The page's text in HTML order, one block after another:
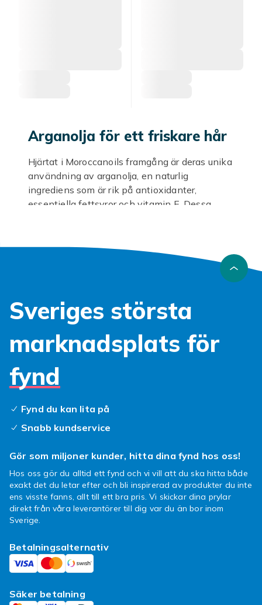
Arganolja för ett friskare hår
Hjärtat i Moroccanoils framgång är deras unika
användning av arganolja, en naturlig
ingrediens som är rik på antioxidanter,
essentiella fettsyror och vitamin E. Dessa
skydda mot framtida slitage. Oavsett om ditt
hår är torrt, frissigt, skadat eller bara behöver
som ger ett mjukare, friskare och glansigare
resultat. Perfekt för dig som vill kombinera
Schampo, balsam och
intensivvård
Moroccanoil erbjuder ett brett sortiment av
rengöring. Deras schampo och balsam är
återfukta, utan också skydda och förbereda
håret för styling. Serien kompletteras av
djupverkande inpackningar, leave-in-
behandlingar och specialprodukter som
reparerar och stärker håret från insidan.
ge extra fukt eller bara förbättra hårets
övergripande hälsa, finns det en Moroccanoil-
serie för dig – allt med samma höga kvalitet
som gjort märket världskänt.
Sveriges största
marknadsplats för
fynd
Fynd du kan lita på
Snabb kundservice
Gör som miljoner kunder, hitta dina fynd hos oss!
Hos oss gör du alltid ett fynd och vi vill att du ska hitta både
exakt det du letar efter och bli inspirerad av produkter du inte
ens visste fanns, allt till ett bra pris. Vi skickar dina prylar
direkt från våra leverantörer till dig var du än bor inom
Sverige.
Betalningsalternativ
Säker betalning